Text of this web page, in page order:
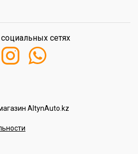
AltynAuto.kz
сетях